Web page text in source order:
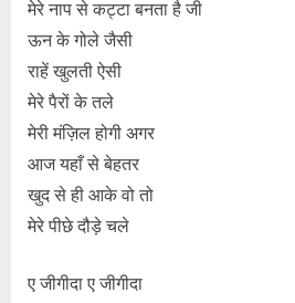
मेरे नाप से कट्टा बनता है जी
ऊन के गोले जैसी
राहें खुलती ऐसी
मेरे पैरों के तले
मेरी मंज़िल होगी अगर
आज यहाँ से बेहतर
खुद से ही आके वो तो
मेरे पीछे दौड़े चले
ए जीगीदा ए जीगीदा